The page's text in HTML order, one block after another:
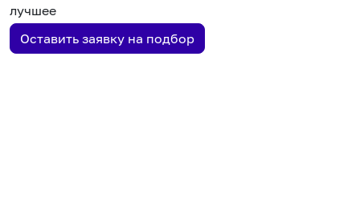
лучшее
Оставить заявку на подбор